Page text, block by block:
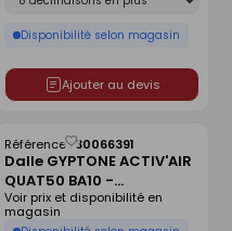
Disponibilité selon magasin
Ajouter au devis
Dalle GYPTONE ACTIV'AIR
QUAT50 BA10 -
600X600mm
Référence :30066391
Voir prix et disponibilité en
magasin
Enregistrer
comme
liste